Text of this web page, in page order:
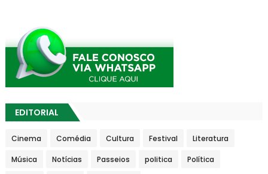
EDITORIAL
Cinema Comédia Cultura Festival Literatura
Música Notícias Passeios politica Política